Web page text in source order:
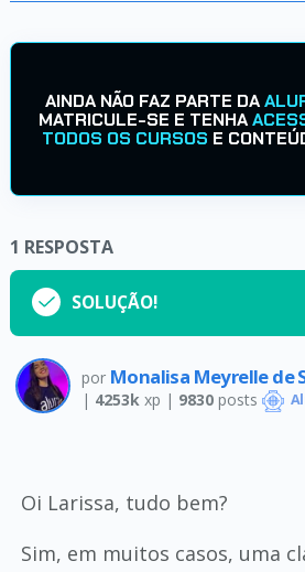
AINDA NÃO FAZ PARTE DA
MATRICULE-SE E TENHA
TODOS OS CURSOS E
1 RESPOSTA
SOLUÇÃO!
por Monalisa Meyrelle de
| 4253k xp | 9830posts
Oi Larissa, tudo bem?
Sim, em muitos casos, uma